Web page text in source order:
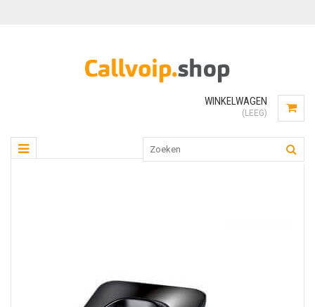
WINKELWAGEN
(LEEG)